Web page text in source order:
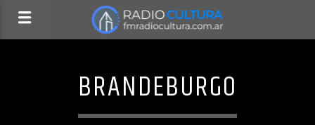
BRANDEBURGO